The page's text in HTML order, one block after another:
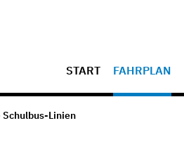
START FAHRPLAN
Schulbus-Linien